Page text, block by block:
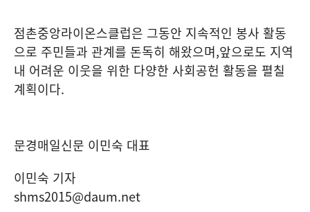
점촌중앙라이온스클럽은 그동안 지속적인 봉사 활동
으로 주민들과 관계를 돈독히 해왔으며,앞으로도 지역
내 어려운 이웃을 위한 다양한 사회공헌 활동을 펼칠
계획이다.
문경매일신문 이민숙 대표
이민숙 기자
shms2015@daum.net